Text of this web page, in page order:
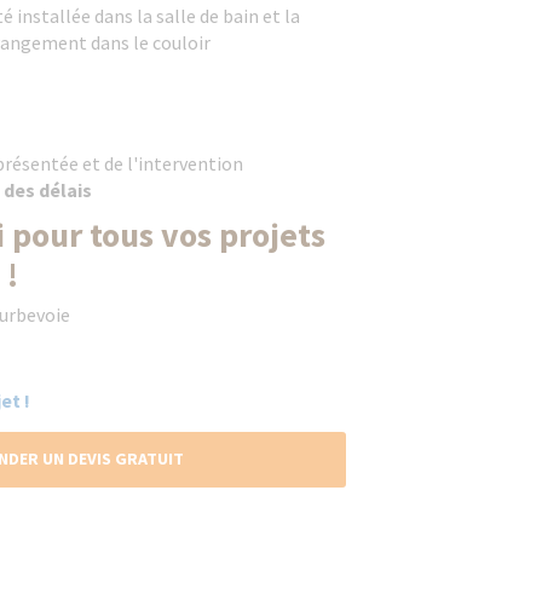
installée dans la salle de bain et la
dans le couloir
et de l'intervention
délais
pour tous vos projets
!
UN DEVIS GRATUIT